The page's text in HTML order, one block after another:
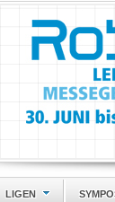
LIGEN